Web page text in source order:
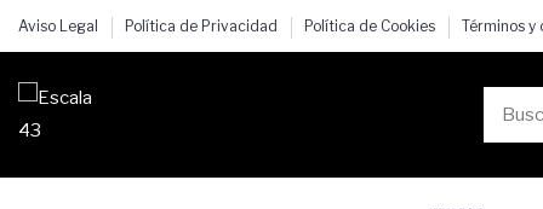
Aviso Legal Política de Privacidad Política de Cookies Términos